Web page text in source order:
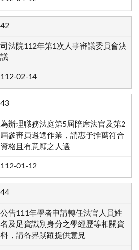
42
司法院112年第1次人事審議委員會決
議
112-02-14
43
為辦理職務法庭第5屆陪席法官及第2
屆參審員遴選作業，請惠予推薦符合
資格且有意願之人選
112-01-12
44
公告111年學者申請轉任法官人員姓
名及足資識別身分之學經歷等相關資
料，請各界踴躍提供意見